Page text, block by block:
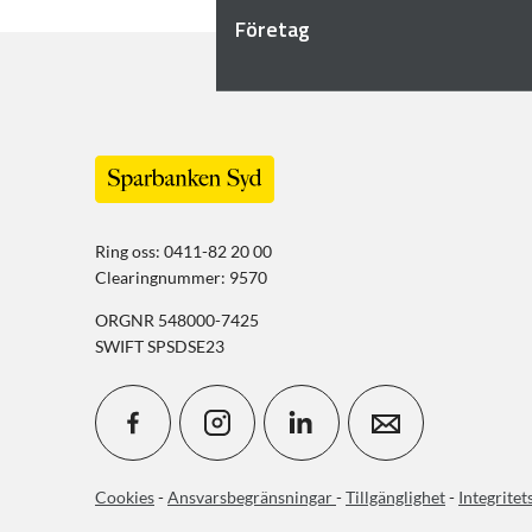
Företag
Ring oss: 0411-82 20 00
Clearingnummer: 9570
ORGNR 548000-7425
SWIFT SPSDSE23
Cookies-Ansvarsbegränsningar-Tillgänglighet-